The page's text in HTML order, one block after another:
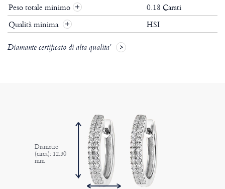
Peso totale minimo +
0.18 Carati
Qualità minima + HSI
Diamante certificato di alta qualita'
Diametro
(circa): 12.30
mm